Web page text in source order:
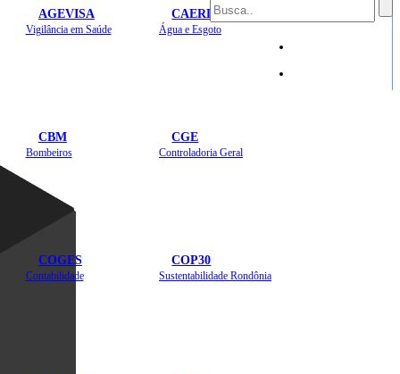
AGEVISA
Vigilância em Saúde
CAERD
Água e Esgoto
CBM
Bombeiros
CGE
Controladoria Geral
COGES
Contabilidade
COP30
Sustentabilidade Rondônia
Mapa do Site